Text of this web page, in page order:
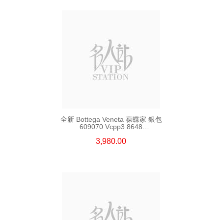
全新 Bottega Veneta 葆蝶家 銀包
609070 Vcpp3 8648
3,980.00